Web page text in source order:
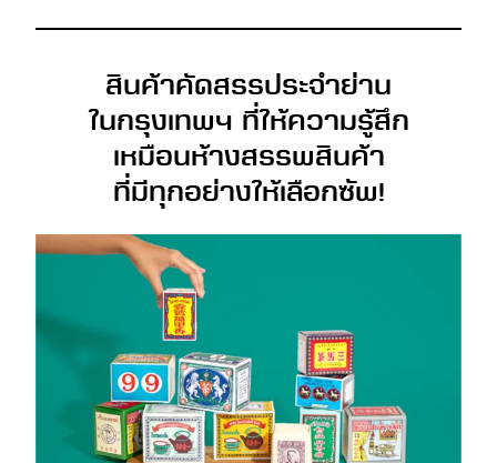
สินค้าคัดสรรประจำย่าน
ในกรุงเทพฯ ที่ให้ความรู้สึก
เหมือนห้างสรรพสินค้า
ที่มีทุกอย่างให้เลือกซัพ!